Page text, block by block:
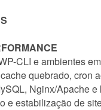
CLI e ambientes
quebrado, cron
Nginx/Apache
e estabilização de